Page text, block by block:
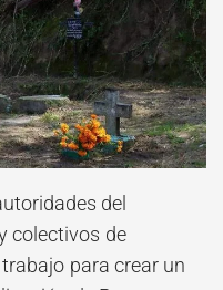
del
colectivos de
para crear un